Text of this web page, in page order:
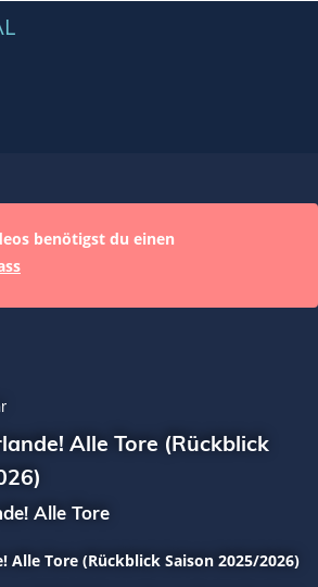
benötigst du einen
Alle Tore (Rückblick
Alle Tore
Alle Tore (Rückblick Saison 2025/2026)